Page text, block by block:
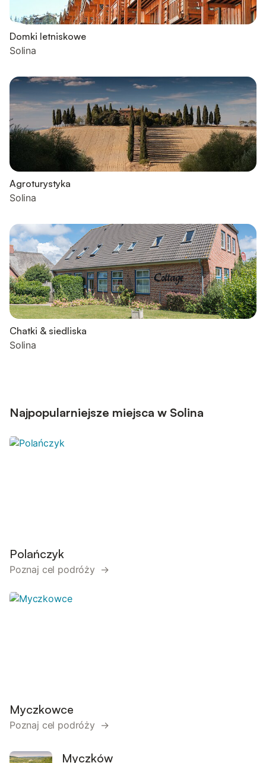
Domki letniskowe
Solina
Agroturystyka
Solina
Chatki & siedliska
Solina
Najpopularniejsze miejsca w Solina
Polańczyk
Poznaj cel podróży →
Myczkowce
Poznaj cel podróży →
Myczków